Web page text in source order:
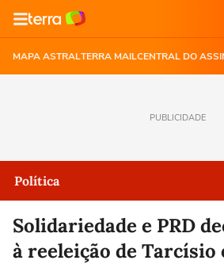
MAPA ASTRALTERRA MAILCENTRAL DO
PUBLICIDADE
Política
Solidariedade e PRD
à reeleição de Tarcísio